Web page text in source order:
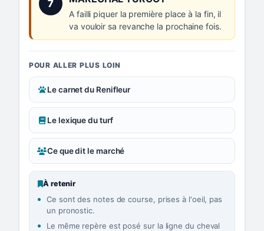
7
A failli piquer la première place à la fin, il
va vouloir sa revanche la prochaine fois.
POUR ALLER PLUS LOIN
Le carnet du Renifleur
Le lexique du turf
Ce que dit le marché
À retenir
Ce sont des notes de course, prises à l'oeil, pas
un pronostic.
Le même repère est posé sur la ligne du cheval